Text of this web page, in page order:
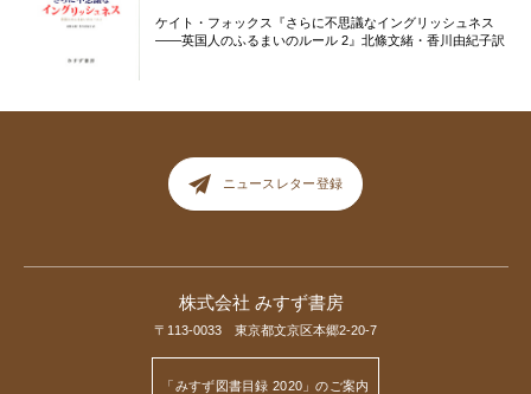
ケイト・フォックス『さらに不思議なイングリッシュネス
――英国人のふるまいのルール 2』北條文緒・香川由紀子訳
ニュースレター登録
株式会社 みすず書房
〒113-0033 東京都文京区本郷2-20-7
「みすず図書目録 2020」のご案内